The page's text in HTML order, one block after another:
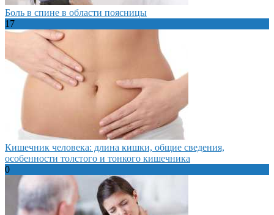
Боль в спине в области поясницы
17
Кишечник человека: длина кишки, общие сведения,
особенности толстого и тонкого кишечника
0